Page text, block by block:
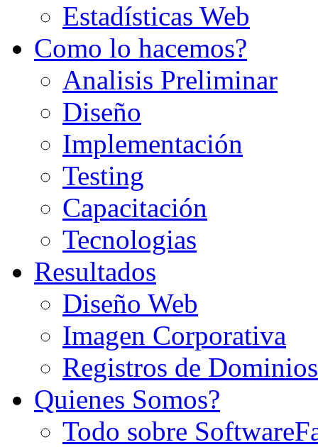
Estadísticas Web
Como lo hacemos?
Analisis Preliminar
Diseño
Implementación
Testing
Capacitación
Tecnologias
Resultados
Diseño Web
Imagen Corporativa
Registros de Dominios
Quienes Somos?
Todo sobre